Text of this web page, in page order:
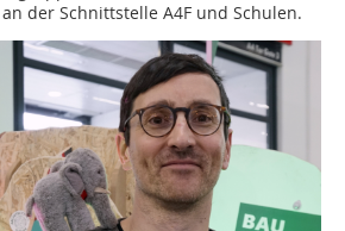
der Schnittstelle A4F und Schulen.